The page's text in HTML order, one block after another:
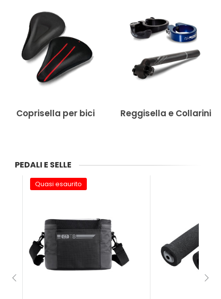
Coprisella per bici Reggisella e Collarini
PEDALI E SELLE
Quasi esaurito